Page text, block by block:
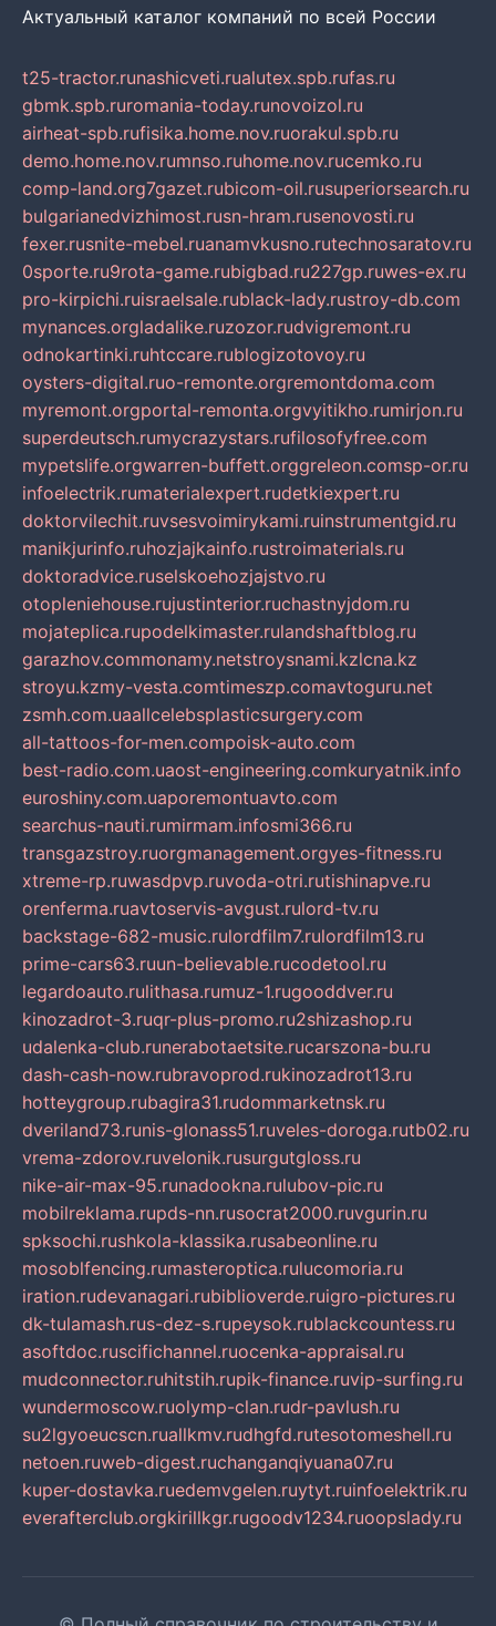
Актуальный каталог компаний по всей России
t25-tractor.runashicveti.rualutex.spb.rufas.ru
gbmk.spb.ruromania-today.runovoizol.ru
airheat-spb.rufisika.home.nov.ruorakul.spb.ru
demo.home.nov.rumnso.ruhome.nov.rucemko.ru
comp-land.org7gazet.rubicom-oil.rusuperiorsearch.ru
bulgarianedvizhimost.rusn-hram.rusenovosti.ru
fexer.rusnite-mebel.ruanamvkusno.rutechnosaratov.ru
0sporte.ru9rota-game.rubigbad.ru227gp.ruwes-ex.ru
pro-kirpichi.ruisraelsale.rublack-lady.rustroy-db.com
mynances.orgladalike.ruzozor.rudvigremont.ru
odnokartinki.ruhtccare.rublogizotovoy.ru
oysters-digital.ruo-remonte.orgremontdoma.com
myremont.orgportal-remonta.orgvyitikho.rumirjon.ru
superdeutsch.rumycrazystars.rufilosofyfree.com
mypetslife.orgwarren-buffett.orggreleon.comsp-or.ru
infoelectrik.rumaterialexpert.rudetkiexpert.ru
doktorvilechit.ruvsesvoimirykami.ruinstrumentgid.ru
manikjurinfo.ruhozjajkainfo.rustroimaterials.ru
doktoradvice.ruselskoehozjajstvo.ru
otopleniehouse.rujustinterior.ruchastnyjdom.ru
mojateplica.rupodelkimaster.rulandshaftblog.ru
garazhov.commonamy.netstroysnami.kzlcna.kz
stroyu.kzmy-vesta.comtimeszp.comavtoguru.net
zsmh.com.uaallcelebsplasticsurgery.com
all-tattoos-for-men.compoisk-auto.com
best-radio.com.uaost-engineering.comkuryatnik.info
euroshiny.com.uaporemontuavto.com
searchus-nauti.rumirmam.infosmi366.ru
transgazstroy.ruorgmanagement.orgyes-fitness.ru
xtreme-rp.ruwasdpvp.ruvoda-otri.rutishinapve.ru
orenferma.ruavtoservis-avgust.rulord-tv.ru
backstage-682-music.rulordfilm7.rulordfilm13.ru
prime-cars63.ruun-believable.rucodetool.ru
legardoauto.rulithasa.rumuz-1.rugooddver.ru
kinozadrot-3.ruqr-plus-promo.ru2shizashop.ru
udalenka-club.runerabotaetsite.rucarszona-bu.ru
dash-cash-now.rubravoprod.rukinozadrot13.ru
hotteygroup.rubagira31.rudommarketnsk.ru
dveriland73.runis-glonass51.ruveles-doroga.rutb02.ru
vrema-zdorov.ruvelonik.rusurgutgloss.ru
nike-air-max-95.runadookna.rulubov-pic.ru
mobilreklama.rupds-nn.rusocrat2000.ruvgurin.ru
spksochi.rushkola-klassika.rusabeonline.ru
mosoblfencing.rumasteroptica.rulucomoria.ru
iration.rudevanagari.rubiblioverde.ruigro-pictures.ru
dk-tulamash.rus-dez-s.rupeysok.rublackcountess.ru
asoftdoc.ruscifichannel.ruocenka-appraisal.ru
mudconnector.ruhitstih.rupik-finance.ruvip-surfing.ru
wundermoscow.ruolymp-clan.rudr-pavlush.ru
su2lgyoeucscn.ruallkmv.rudhgfd.rutesotomeshell.ru
netoen.ruweb-digest.ruchanganqiyuana07.ru
kuper-dostavka.ruedemvgelen.ruytyt.ruinfoelektrik.ru
everafterclub.orgkirillkgr.rugoodv1234.ruoopslady.ru